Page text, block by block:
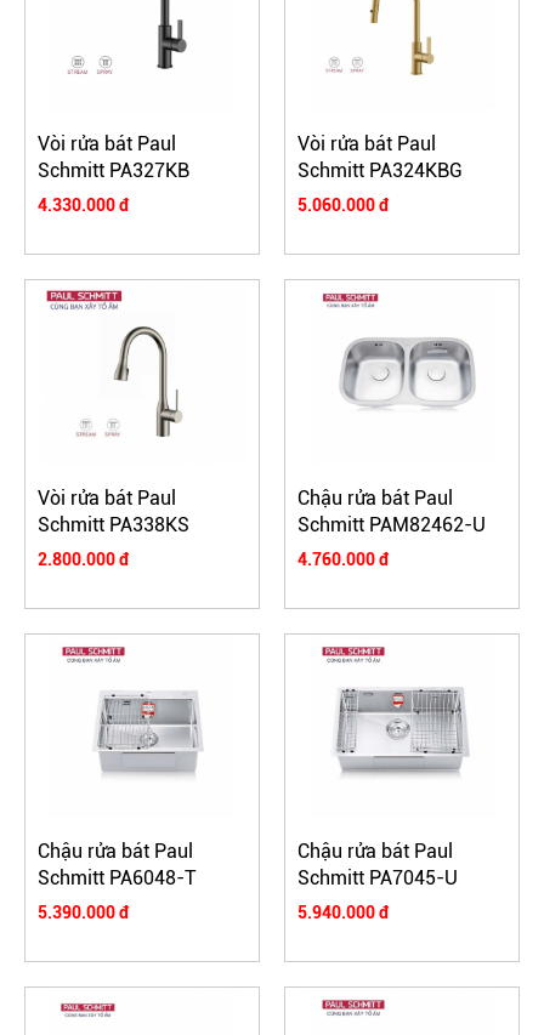
Vòi rửa bát Paul
Schmitt PA327KB
4.330.000 đ
Vòi rửa bát Paul
Schmitt PA324KBG
5.060.000 đ
Vòi rửa bát Paul
Schmitt PA338KS
2.800.000 đ
Chậu rửa bát Paul
Schmitt PAM82462-U
4.760.000 đ
Chậu rửa bát Paul
Schmitt PA6048-T
5.390.000 đ
Chậu rửa bát Paul
Schmitt PA7045-U
5.940.000 đ